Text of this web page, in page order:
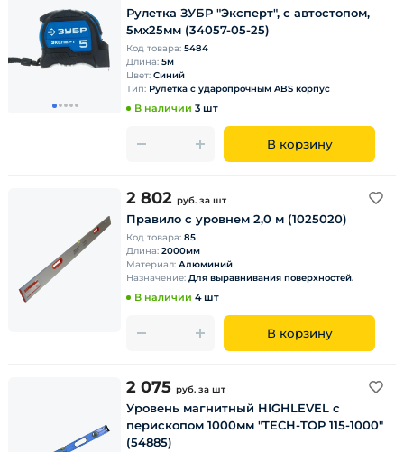
Рулетка ЗУБР "Эксперт", с автостопом,
5мх25мм (34057-05-25)
Код товара: 5484
Длина: 5м
Цвет: Синий
Тип: Рулетка с ударопрочным ABS корпус
В наличии 3 шт
В корзину
2 802 руб. за шт
Правило с уровнем 2,0 м (1025020)
Код товара: 85
Длина: 2000мм
Материал: Алюминий
Назначение: Для выравнивания поверхностей.
В наличии 4 шт
В корзину
2 075 руб. за шт
Уровень магнитный HIGHLEVEL с
перископом 1000мм "TECH-TOP 115-1000"
(54885)